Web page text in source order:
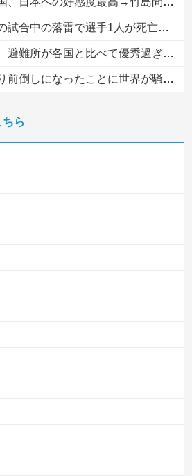
落雷で選手1人が死亡、12人が負傷した事故。
所が各国と比べて優秀過ぎると話題に
に世界が騒然！←「日本のサービス劣化の兆候！」（海外の反応）
の売り場で唐揚げを食う中国人の子供
ら